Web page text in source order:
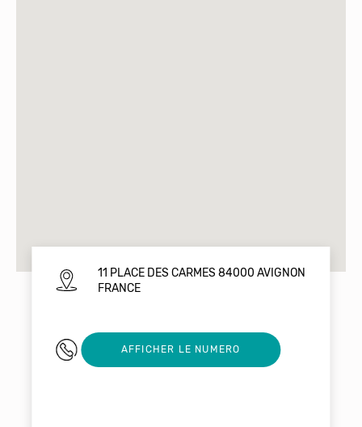
11 PLACE DES CARMES 84000 AVIGNON
FRANCE
0611692497
AFFICHER LE NUMERO